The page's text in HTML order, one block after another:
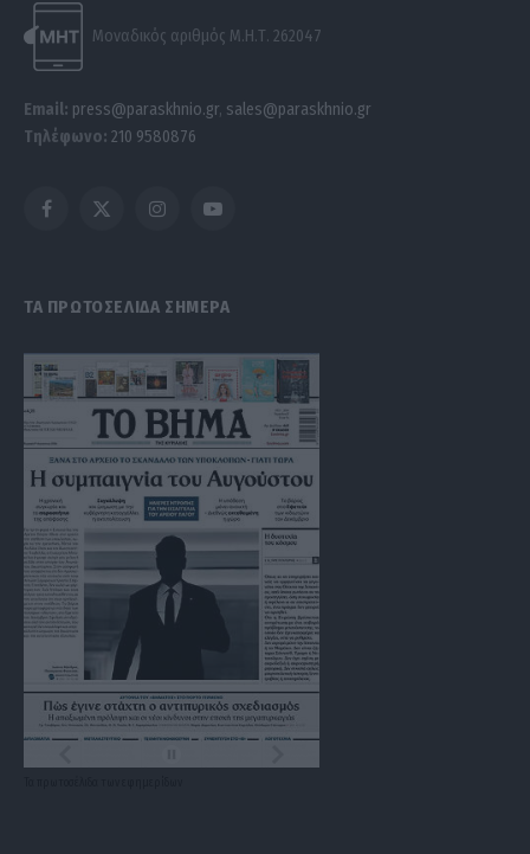
Μοναδικός αριθμός Μ.Η.Τ. 262047
Email: press@paraskhnio.gr, sales@paraskhnio.gr
Τηλέφωνο: 210 9580876
Facebook
X
InstagramYouTube
ΤΑ ΠΡΩΤΟΣΕΛΙΔΑ ΣΗΜΕΡΑ